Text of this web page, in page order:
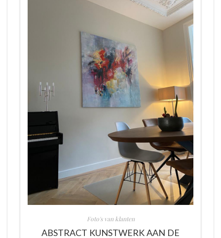
Foto's van klanten
ABSTRACT KUNSTWERK AAN DE